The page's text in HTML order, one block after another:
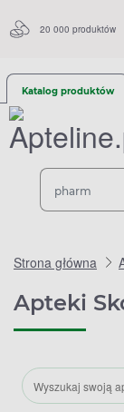
20 000 produktów
Katalog produktów
Strona główna
Apteki